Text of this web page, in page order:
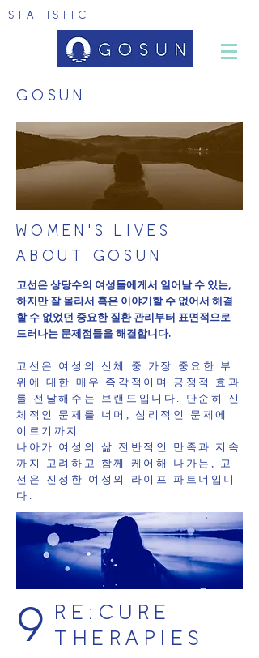
STATISTIC
GOSUN
WOMEN'S LIVES
ABOUT GOSUN
고선은 상당수의 여성들에게서 일어날 수 있는,
하지만 잘 몰라서 혹은 이야기할 수 없어서 해결
할 수 없었던 중요한 질환 관리부터 표면적으로
드러나는 문제점들을 해결합니다.
고선은 여성의 신체 중 가장 중요한 부
위에 대한 매우 즉각적이며 긍정적 효과
를 전달해주는 브랜드입니다. 단순히 신
체적인 문제를 너머, 심리적인 문제에
이르기까지...
나아가 여성의 삶 전반적인 만족과 지속
까지 고려하고 함께 케어해 나가는, 고
선은 진정한 여성의 라이프 파트너입니
다.
9RE:CURE
THERAPIES